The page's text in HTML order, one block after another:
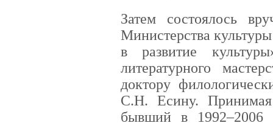
Затем состоялось
Министерства
в развитие
литературного
доктору
С.Н. Есину. Принимая
бывший в 1992–2006